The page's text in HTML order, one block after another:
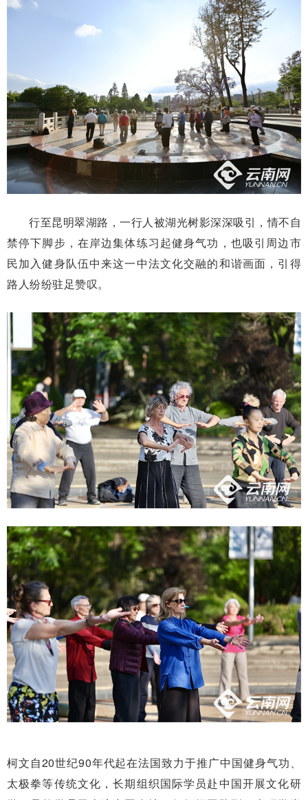
行至昆明翠湖路，一行人被湖光树影深深吸引，情不自
禁停下脚步，在岸边集体练习起健身气功，也吸引周边市
民加入健身队伍中来这一中法文化交融的和谐画面，引得
路人纷纷驻足赞叹。
柯文自20世纪90年代起在法国致力于推广中国健身气功、
太极拳等传统文化，长期组织国际学员赴中国开展文化研